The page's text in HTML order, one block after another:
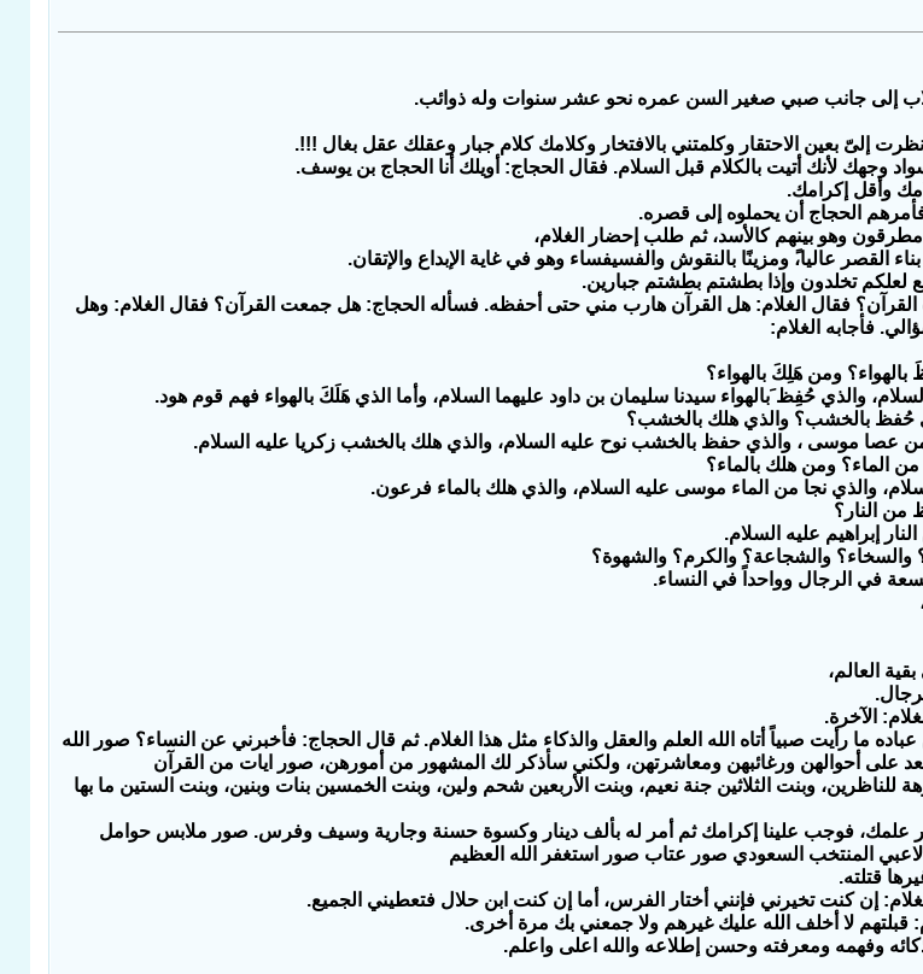
إلى جانب صبي صغير السن عمره نحو عشر سنوات وله ذوائب.
إلىّ بعين الاحتقار وكلمتني بالافتخار وكلامك كلام جبار وعقلك عقل بغال !!!.
وجهك لأنك أتيت بالكلام قبل السلام. فقال الحجاج: أويلك أنا الحجاج بن يوسف.
وأقل إكرامك.
الحجاج أن يحملوه إلى قصره.
وهو بينهم كالأسد، ثم طلب إحضار الغلام،
القصر عاليا،ً ومزينًا بالنقوش والفسيفساء وهو في غاية الإبداع والإتقان.
لعلكم تخلدون وإذا بطشتم بطشتم جبارين.
فقال الغلام: هل القرآن هارب مني حتى أحفظه. فسأله الحجاج: هل جمعت القرآن؟ فقال الغلام: وهل
فأجابه الغلام:
ومن هَلِكَ بالهواء؟
والذي حُفِظ َبالهواء سيدنا سليمان بن داود عليهما السلام، وأما الذي هَلَكَ بالهواء فهم قوم هود.
حُفظ بالخشب؟ والذي هلك بالخشب؟
موسى ، والذي حفظ بالخشب نوح عليه السلام، والذي هلك بالخشب زكريا عليه السلام.
الماء؟ ومن هلك بالماء؟
والذي نجا من الماء موسى عليه السلام، والذي هلك بالماء فرعون.
النار؟
إبراهيم عليه السلام.
والسخاء؟ والشجاعة؟ والكرم؟ والشهوة؟
في الرجال وواحداً في النساء.
العالم،
الآخرة.
ما رأيت صبياً أتاه الله العلم والعقل والذكاء مثل هذا الغلام. ثم قال الحجاج: فأخبرني عن النساء؟ صور الله
على أحوالهن ورغائبهن ومعاشرتهن، ولكني سأذكر لك المشهور من أمورهن، صور ايات من القرآن
وبنت الثلاثين جنة نعيم، وبنت الأربعين شحم ولين، وبنت الخمسين بنات وبنين، وبنت الستين ما بها
علمك، فوجب علينا إكرامك ثم أمر له بألف دينار وكسوة حسنة وجارية وسيف وفرس. صور ملابس حوامل
المنتخب السعودي صور عتاب صور استغفر الله العظيم
قتلته.
إن كنت تخيرني فإنني أختار الفرس، أما إن كنت ابن حلال فتعطيني الجميع.
قبلتهم لا أخلف الله عليك غيرهم ولا جمعني بك مرة أخرى.
وفهمه ومعرفته وحسن إطلاعه والله اعلى واعلم.